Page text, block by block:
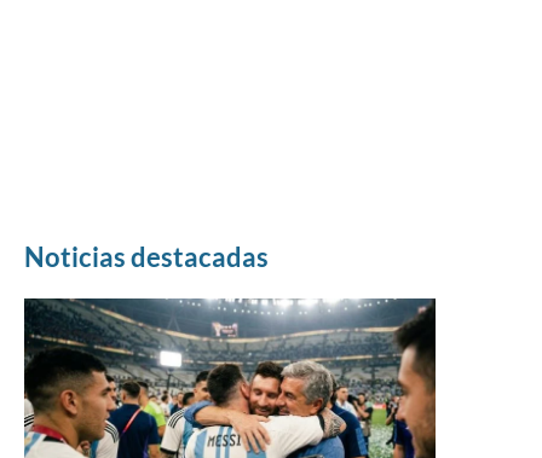
Noticias destacadas